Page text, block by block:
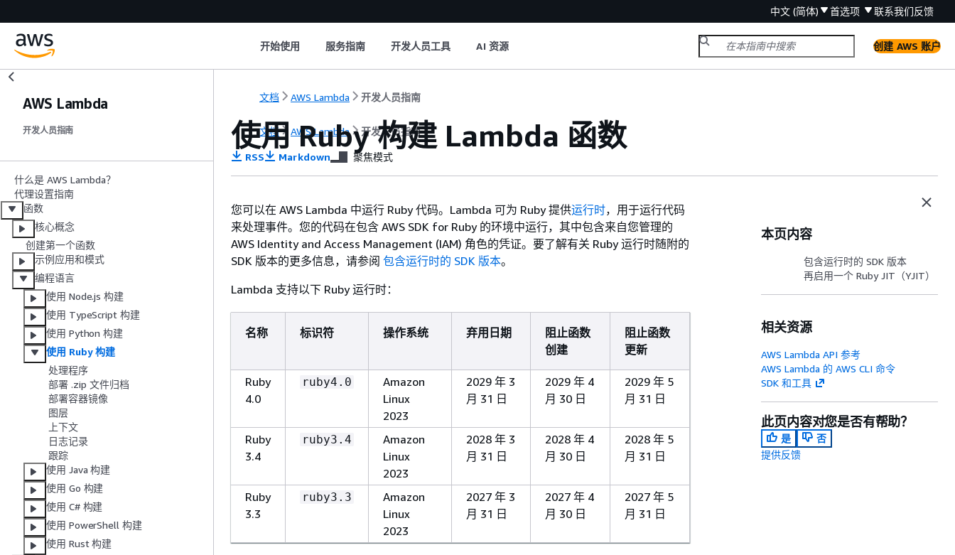
中文 (简体) 首选项 联系我们反馈
开始使用 服务指南 开发人员工具 AI 资源 创建 AWS 账户
AWS Lambda
开发人员指南
什么是 AWS Lambda？
代理设置指南
函数
核心概念
创建第一个函数
示例应用和模式
编程语言
使用 Node.js 构建
使用 TypeScript 构建
使用 Python 构建
使用 Ruby 构建
处理程序
部署 .zip 文件归档
部署容器镜像
图层
上下文
日志记录
跟踪
使用 Java 构建
使用 Go 构建
使用 C# 构建
使用 PowerShell 构建
使用 Rust 构建
文档 AWS Lambda 开发人员指南
文档 AWS Lambda 开发人员指南
使用 Ruby 构建 Lambda 函数
RSS Markdown 聚焦模式
您可以在 AWS Lambda 中运行 Ruby 代码。Lambda 可为 Ruby 提供运行时，用于运行代码
来处理事件。您的代码在包含 AWS SDK for Ruby 的环境中运行，其中包含来自您管理的
AWS Identity and Access Management (IAM) 角色的凭证。要了解有关 Ruby 运行时随附的
SDK 版本的更多信息，请参阅 包含运行时的 SDK 版本。
Lambda 支持以下 Ruby 运行时：
名称 标识符 操作系统 弃用日期
阻止函数
创建
阻止函数
更新
Ruby
4.0
ruby4.0
Amazon
Linux
2023
2029 年 3
月 31 日
2029 年 4
月 30 日
2029 年 5
月 31 日
Ruby
3.4
ruby3.4
Amazon
Linux
2023
2028 年 3
月 31 日
2028 年 4
月 30 日
2028 年 5
月 31 日
Ruby
3.3
ruby3.3
Amazon
Linux
2023
2027 年 3
月 31 日
2027 年 4
月 30 日
2027 年 5
月 31 日
本页内容
包含运行时的 SDK 版本
再启用一个 Ruby JIT（YJIT）
相关资源
AWS Lambda API 参考
AWS Lambda 的 AWS CLI 命令
SDK 和工具
此页内容对您是否有帮助？
是
否
提供反馈